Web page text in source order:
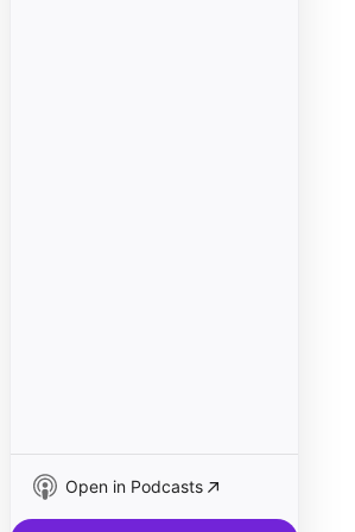
Open in Podcasts